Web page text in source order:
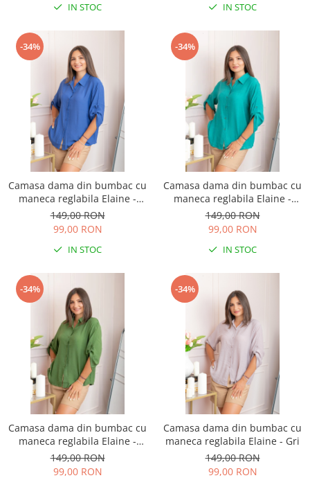
IN STOC IN STOC
-34%
Camasa dama din bumbac cu
maneca reglabila Elaine -
Albastru
149,00 RON
99,00 RON
IN STOC
-34%
Camasa dama din bumbac cu
maneca reglabila Elaine -
Turcoaz
149,00 RON
99,00 RON
IN STOC
-34%
Camasa dama din bumbac cu
maneca reglabila Elaine -
Verde
149,00 RON
99,00 RON
-34%
Camasa dama din bumbac cu
maneca reglabila Elaine - Gri
149,00 RON
99,00 RON